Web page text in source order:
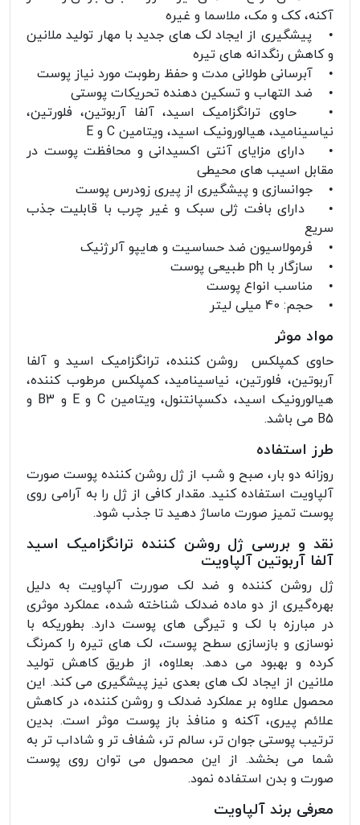
آکنه، کک و مک، ملاسما و غیره
• پیشگیری از ایجاد لک های جدید با مهار تولید ملانین
و کاهش رنگدانه های تیره
• آبرسانی طولانی مدت و حفظ رطوبت مورد نیاز پوست
• ضد التهاب و تسکین دهنده تحریکات پوستی
• حاوی ترانگزامیک اسید، آلفا آربوتین، فلورتین،
نیاسینامید، هیالورونیک اسید، ویتامین C و E
• دارای مزایای آنتی اکسیدانی و محافظت پوست در
مقابل اسیب های محیطی
• جوانسازی و پیشگیری از پیری زودرس پوست
• دارای بافت ژلی سبک و غیر چرب با قابلیت جذب
سریع
• فرمولاسیون ضد حساسیت و هایپو آلرژنیک
• سازگار با ph طبیعی پوست
• مناسب انواع پوست
• حجم: 40 میلی لیتر
مواد موثر
حاوی کمپلکس روشن کننده، ترانگزامیک اسید و آلفا
آربوتین، فلورتین، نیاسینامید، کمپلکس مرطوب کننده،
هیالورونیک اسید، دکسپانتنول، ویتامین C و E و B3 و
B5 می باشد.
طرز استفاده
روزانه دو بار، صبح و شب از ژل روشن کننده پوست صورت
آلپاویت استفاده کنید. مقدار کافی از ژل را به آرامی روی
پوست تمیز صورت ماساژ دهید تا جذب شود.
نقد و بررسی ژل روشن کننده ترانگزامیک اسید
آلفا آربوتین آلپاویت
ژل روشن کننده و ضد لک صوررت آلپاویت به دلیل
بهره‌گیری از دو ماده ضدلک شناخته شده، عملکرد موثری
در مبارزه با لک و تیرگی های پوست دارد. بطوریکه با
نوسازی و بازسازی سطح پوست، لک های تیره را کمرنگ
کرده و بهبود می دهد. بعلاوه، از طریق کاهش تولید
ملانین از ایجاد لک های بعدی نیز پیشگیری می کند. این
محصول علاوه بر عملکرد ضدلک و روشن کننده، در کاهش
علائم پیری، آکنه و منافذ باز پوست موثر است. بدین
ترتیب پوستی جوان تر، سالم تر، شفاف تر و شاداب تر به
شما می بخشد. از این محصول می توان روی پوست
صورت و بدن استفاده نمود.
معرفی برند آلپاویت